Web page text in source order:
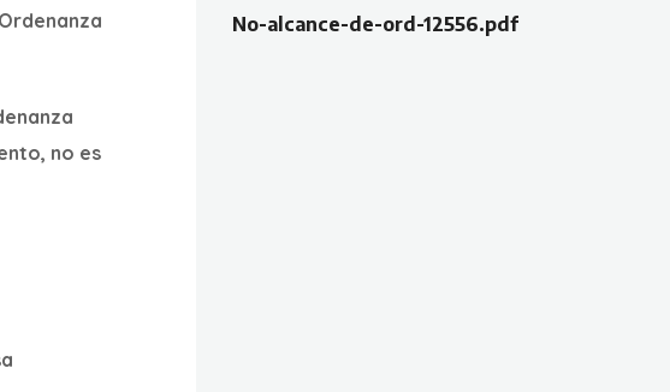
no es
No-alcance-de-ord-12556.pdf